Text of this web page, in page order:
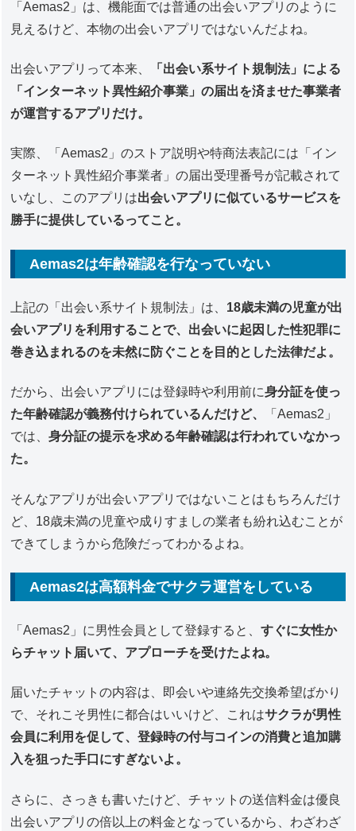
「Aemas2」は、機能面では普通の出会いアプリのように
見えるけど、本物の出会いアプリではないんだよね。
出会いアプリって本来、
「出会い系サイト規制法」による
「インターネット異性紹介事業」の届出を済ませた事業者
が運営するアプリだけ。
実際、「Aemas2」のストア説明や特商法表記には「イン
ターネット異性紹介事業者」の届出受理番号が記載されて
いなし、このアプリは出会いアプリに似ているサービスを
勝手に提供しているってこと。
Aemas2は年齢確認を行なっていない
上記の「出会い系サイト規制法」は、 18歳未満の児童が出
会いアプリを利用することで、出会いに起因した性犯罪に
巻き込まれるのを未然に防ぐことを目的とした法律だよ。
だから、出会いアプリには登録時や利用前に身分証を使っ
た年齢確認が義務付けられているんだけど、
「Aemas2」
では、身分証の提示を求める年齢確認は行われていなかっ
た。
そんなアプリが出会いアプリではないことはもちろんだけ
ど、18歳未満の児童や成りすましの業者も紛れ込むことが
できてしまうから危険だってわかるよね。
Aemas2は高額料金でサクラ運営をしている
「Aemas2」に男性会員として登録すると、すぐに女性か
らチャット届いて、アプローチを受けたよね。
届いたチャットの内容は、即会いや連絡先交換希望ばかり
で、それこそ男性に都合はいいけど、これはサクラが男性
会員に利用を促して、登録時の付与コインの消費と追加購
入を狙った手口にすぎないよ。
さらに、さっきも書いたけど、チャットの送信料金は優良
出会いアプリの倍以上の料金となっているから、わざわざ